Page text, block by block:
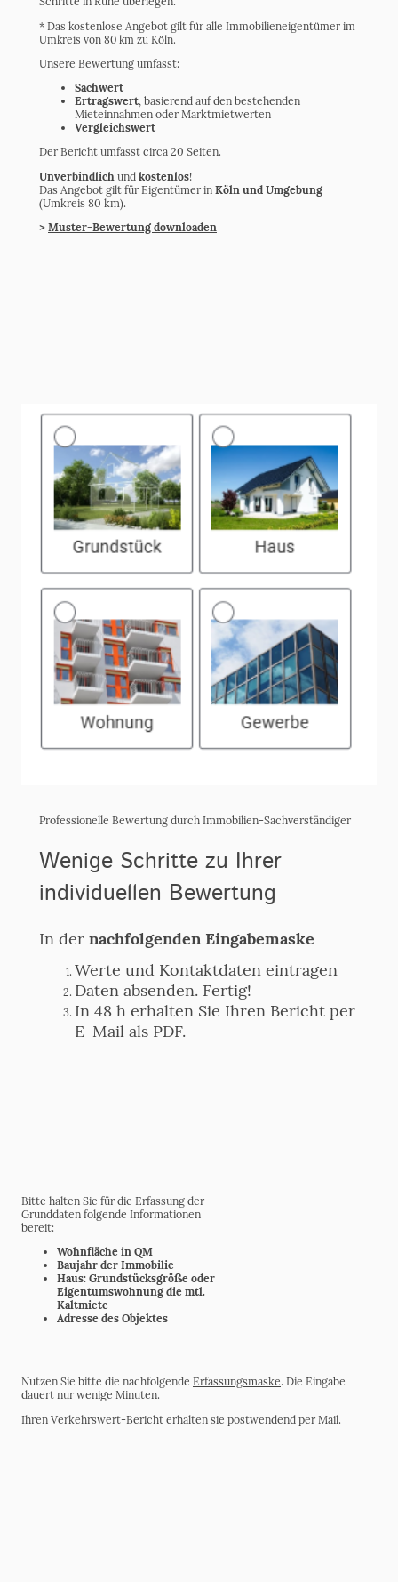
* Das kostenlose Angebot gilt für alle Immobilieneigentümer im
Umkreis von 80 km zu Köln.
Unsere Bewertung umfasst:
Sachwert
Ertragswert, basierend auf den bestehenden
Mieteinnahmen oder Marktmietwerten
Vergleichswert
Der Bericht umfasst circa 20 Seiten.
Unverbindlich und kostenlos!
Das Angebot gilt für Eigentümer in Köln und Umgebung
(Umkreis 80 km).
> Muster-Bewertung downloaden
Professionelle Bewertung durch Immobilien-Sachverständiger
Wenige Schritte zu Ihrer
individuellen Bewertung
In der nachfolgenden Eingabemaske
Werte und Kontaktdaten eintragen
Daten absenden. Fertig!
In 48 h erhalten Sie Ihren Bericht per
E-Mail als PDF.
Bitte halten Sie für die Erfassung der
Grunddaten folgende Informationen
bereit:
Wohnfläche in QM
Baujahr der Immobilie
Haus: Grundstücksgröße oder
Eigentumswohnung die mtl.
Kaltmiete
Adresse des Objektes
Nutzen Sie bitte die nachfolgende Erfassungsmaske. Die Eingabe
dauert nur wenige Minuten.
Ihren Verkehrswert-Bericht erhalten sie postwendend per Mail.